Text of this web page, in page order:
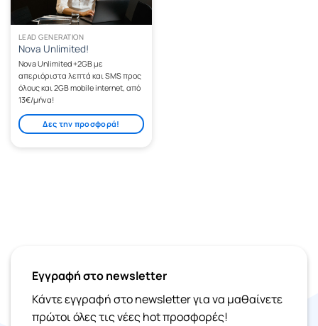
LEAD GENERATION
Nova Unlimited!
Nova Unlimited +2GB με
απεριόριστα λεπτά και SMS προς
όλους και 2GB mobile internet, από
13€/μήνα!
Δες την προσφορά!
Εγγραφή στο newsletter
Κάντε εγγραφή στο newsletter για να μαθαίνετε
πρώτοι όλες τις νέες hot προσφορές!